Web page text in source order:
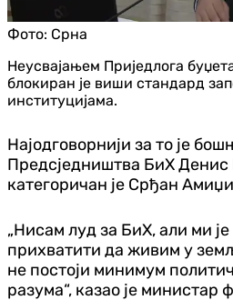
Фото: Срна
Неусвајањем Приједлога
блокиран је виши стандард
институцијама.
Најодговорнији за то је
Предсједништва БиХ
категоричан је Срђан
„Нисам луд за БиХ, али ми
прихватити да живим у
не постоји минимум
разума“, казао је министар